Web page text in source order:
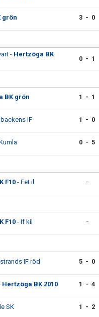
grön 3 - 0
- Hertzöga BK
0 - 1
BK grön 1 - 1
IF 1 - 0
0 - 5
F10 - Fet il -
F10 - If kil -
IF röd 5 - 0
Hertzöga BK 2010 1 - 4
SK 1 - 2